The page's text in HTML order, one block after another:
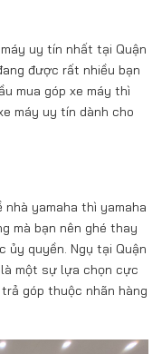
uy tín nhất tại Quận
được rất nhiều bạn
mua góp xe máy thì
máy uy tín dành cho
yamaha thì yamaha
mà bạn nên ghé thay
ủy quyền. Ngụ tại Quận
là một sự lựa chọn cực
góp thuộc nhãn hàng